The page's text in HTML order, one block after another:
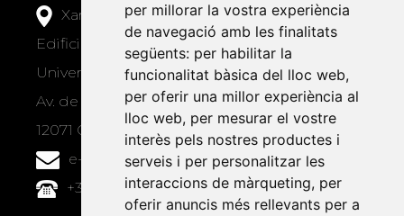
per millorar la vostra experiència
de navegació amb les finalitats
següents: per habilitar la
funcionalitat bàsica del lloc web,
per oferir una millor experiència al
lloc web, per mesurar el vostre
interès pels nostres productes i
serveis i per personalitzar les
interaccions de màrqueting, per
oferir anuncis més rellevants per a
Xarxa Vives d'Universitats
Edifici Àgora
Universitat Jaume I, local 10
Av. de Vicent Sos Baynat, s/n
12071 Castelló de la Plana
e-buc@vives.org
+34 964 72 89 93